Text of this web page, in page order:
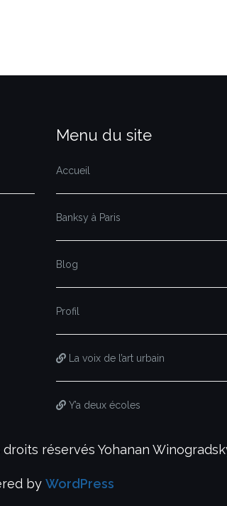
Menu du site
Accueil
Banksy à Paris
Blog
Profil
La voix de l’art urbain
Y’a deux écoles
réservés Yohanan
by WordPress